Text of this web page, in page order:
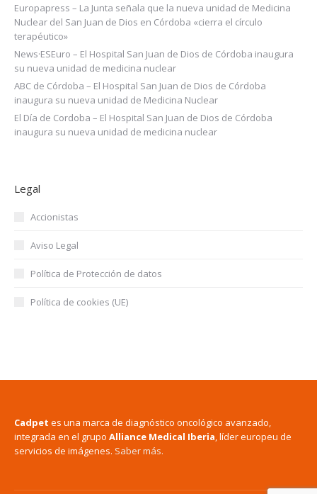
Europapress – La Junta señala que la nueva unidad de Medicina
Nuclear del San Juan de Dios en Córdoba «cierra el círculo
terapéutico»
News·ESEuro – El Hospital San Juan de Dios de Córdoba inaugura
su nueva unidad de medicina nuclear
ABC de Córdoba – El Hospital San Juan de Dios de Córdoba
inaugura su nueva unidad de Medicina Nuclear
El Día de Cordoba – El Hospital San Juan de Dios de Córdoba
inaugura su nueva unidad de medicina nuclear
Legal
Accionistas
Aviso Legal
Política de Protección de datos
Política de cookies (UE)
Cadpet es una marca de diagnóstico oncológico avanzado,
integrada en el grupo Alliance Medical Iberia, líder europeu de
servicios de imágenes. Saber más.